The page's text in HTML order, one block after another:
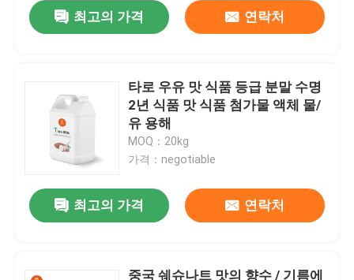
최고의 가격 연락처
타로 우유 맛 식품 등급 분말 수명
2년 식품 맛 식품 첨가물 액체 물/
유 용해
MOQ：20kg
가격：negotiable
최고의 가격 연락처
중국 쉐슈나트 맛의 향수 / 기름에